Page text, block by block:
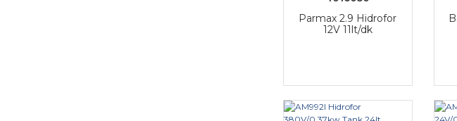
Parmax 2.9 Hidrofor
12V 11lt/dk